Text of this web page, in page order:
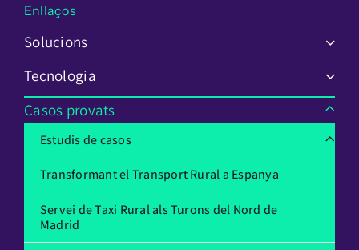
Enllaços
Solucions
Tecnologia
Casos provats
Estudis de casos
Transformant el Transport Rural a Espanya
Servei de Taxi Rural als Turons del Nord de
Madrid